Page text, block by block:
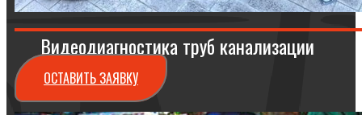
Видеодиагностика труб канализации
ОСТАВИТЬ ЗАЯВКУ